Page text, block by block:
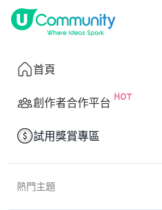
首頁
創作者合作平台
試用獎賞專區
熱門主題